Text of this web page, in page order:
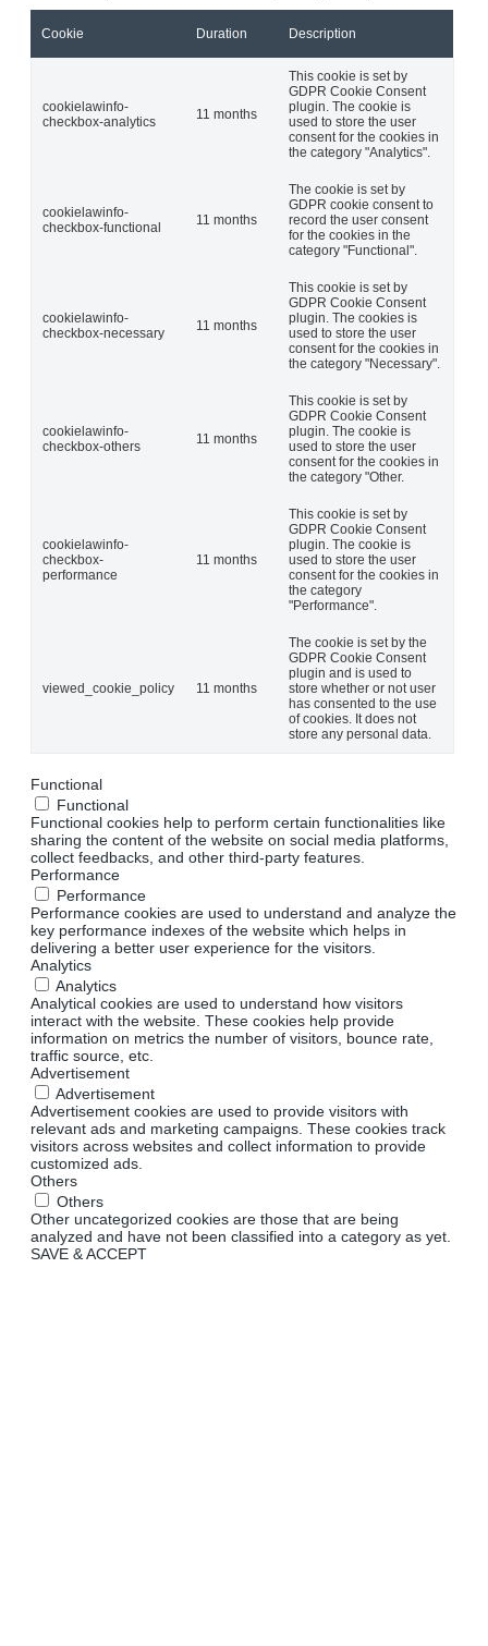
Cookie Duration Description
cookielawinfo-
checkbox-analytics
11 months
This cookie is set by
GDPR Cookie Consent
plugin. The cookie is
used to store the user
consent for the cookies in
the category "Analytics".
cookielawinfo-
checkbox-functional
11 months
The cookie is set by
GDPR cookie consent to
record the user consent
for the cookies in the
category "Functional".
cookielawinfo-
checkbox-necessary
11 months
This cookie is set by
GDPR Cookie Consent
plugin. The cookies is
used to store the user
consent for the cookies in
the category "Necessary".
cookielawinfo-
checkbox-others
11 months
This cookie is set by
GDPR Cookie Consent
plugin. The cookie is
used to store the user
consent for the cookies in
the category "Other.
cookielawinfo-
checkbox-
performance
11 months
This cookie is set by
GDPR Cookie Consent
plugin. The cookie is
used to store the user
consent for the cookies in
the category
"Performance".
viewed_cookie_policy 11 months
The cookie is set by the
GDPR Cookie Consent
plugin and is used to
store whether or not user
has consented to the use
of cookies. It does not
store any personal data.
Functional
Functional
Functional cookies help to perform certain functionalities like
sharing the content of the website on social media platforms,
collect feedbacks, and other third-party features.
Performance
Performance
Performance cookies are used to understand and analyze the
key performance indexes of the website which helps in
delivering a better user experience for the visitors.
Analytics
Analytics
Analytical cookies are used to understand how visitors
interact with the website. These cookies help provide
information on metrics the number of visitors, bounce rate,
traffic source, etc.
Advertisement
Advertisement
Advertisement cookies are used to provide visitors with
relevant ads and marketing campaigns. These cookies track
visitors across websites and collect information to provide
customized ads.
Others
Others
Other uncategorized cookies are those that are being
analyzed and have not been classified into a category as yet.
SAVE & ACCEPT